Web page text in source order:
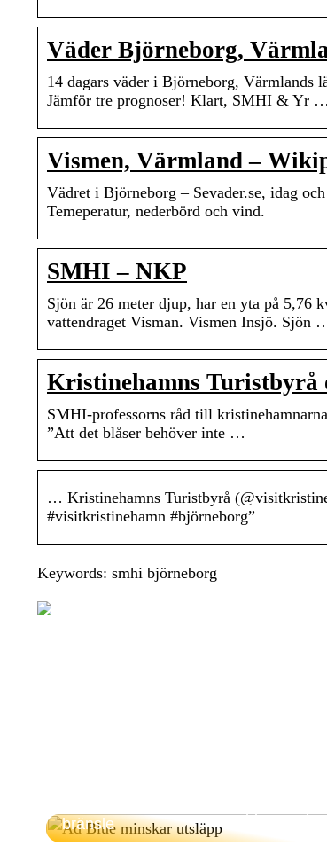
Väder Björneborg,
14 dagars väder i Björneborg,
Jämför tre prognoser! Klart, SMHI & Yr …
Vismen, Värmland –
Vädret i Björneborg – Sevader.se, idag
Temeperatur, nederbörd och vind.
SMHI – NKP
Sjön är 26 meter djup, har en yta på 5,76
vattendraget Visman. Vismen Insjö. Sjön
Kristinehamns
SMHI-professorns råd till
”Att det blåser behöver inte …
… Kristinehamns Turistbyrå
#visitkristinehamn #björneborg”
Keywords: smhi björneborg
bränsle